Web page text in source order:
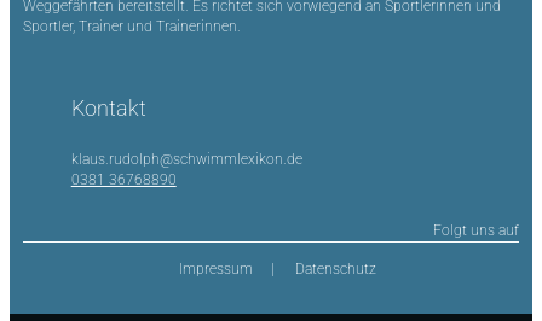
Weggefährten bereitstellt. Es richtet sich vorwiegend an Sportlerinnen und
Sportler, Trainer und Trainerinnen.
Kontakt
klaus.rudolph@schwimmlexikon.de
0381 36768890
Folgt uns auf
Impressum Datenschutz